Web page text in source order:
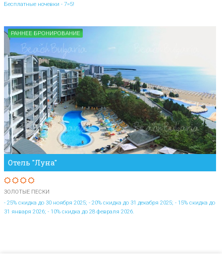
Бесплатные ночевки - 7=5!
РАННЕЕ БРОНИРОВАНИЕ
Отель "Луна"
ЗОЛОТЫЕ ПЕСКИ
- 25% скидка до 30 ноября 2025; - 20% скидка до 31 декабря 2025; - 15% скидка до
31 января 2026; - 10% скидка до 28 февраля 2026.